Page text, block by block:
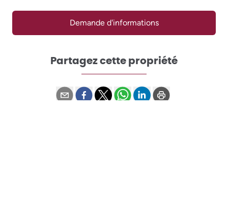
Demande d'informations
Partagez cette propriété